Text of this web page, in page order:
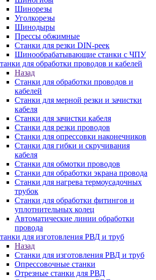
Шинорезы
Уголкорезы
Шинодыры
Прессы обжимные
Станки для резки DIN-реек
Шинообрабатывающие станки с ЧПУ
для обработки проводов и кабелей
Назад
Станки для обработки проводов и
кабелей
Станки для мерной резки и зачистки
кабеля
Станки для зачистки кабеля
Станки для резки проводов
Станки для опрессовки наконечников
Станки для гибки и скручивания
кабеля
Станки для обмотки проводов
Станки для обработки экрана провода
Станки для нагрева термоусадочных
трубок
Станки для обработки фитингов и
уплотнительных колец
Автоматические линии обработки
провода
для изготовления РВД и труб
Назад
Станки для изготовления РВД и труб
Опрессовочные станки
Отрезные станки для РВД